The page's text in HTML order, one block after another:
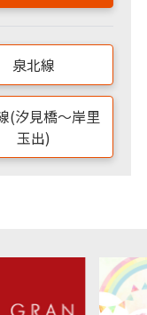
泉北線
(汐見橋～岸里
玉出)